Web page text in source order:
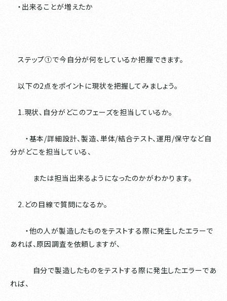
・出来ることが増えたか
ステップ①で今自分が何をしているか把握できます。
以下の2点をポイントに現状を把握してみましょう。
1.現状、自分がどこのフェーズを担当しているか。
・基本/詳細設計、製造、単体/結合テスト、運用/保守など自
分がどこを担当している、
または担当出来るようになったのかがわかります。
2.どの目線で質問になるか。
・他の人が製造したものをテストする際に発生したエラーで
あれば、原因調査を依頼しますが、
自分で製造したものをテストする際に発生したエラーであ
れば、